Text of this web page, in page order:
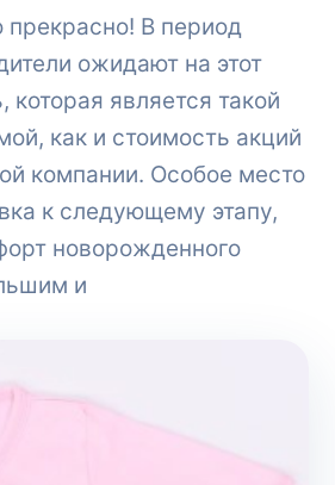
прекрасно! В период
ожидают на этот
является такой
как и стоимость акций
компании. Особое место
к следующему этапу,
новорожденного
и